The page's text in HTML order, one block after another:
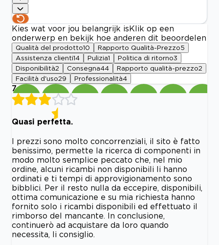
Kies wat voor jou belangrijk is Klik op een
onderwerp en bekijk hoe anderen dit beoordelen
Qualità del prodotto10 Rapporto Qualità-Prezzo5
Assistenza clienti14 Pulizia1 Politica di ritorno3
Disponibilità2 Consegna44 Rapporto qualità-prezzo2
Facilità d'uso29 Professionalità4
7
Quasi perfetta.
I prezzi sono molto concorrenziali, il sito è fatto
benissimo, permette la ricerca di componenti in
modo molto semplice peccato che, nel mio
ordine, alcuni ricambi non disponibili li hanno
ordinati e ti tempi di approvigionamento sono
bibblici. Per il resto nulla da eccepire, disponibili,
ottima comunicazione e su mia richiesta hanno
fornito solo i ricambi disponibili ed effettuato il
rimborso del mancante. In conclusione,
continuerò ad acquistare da loro quando
necessita, li consiglio.